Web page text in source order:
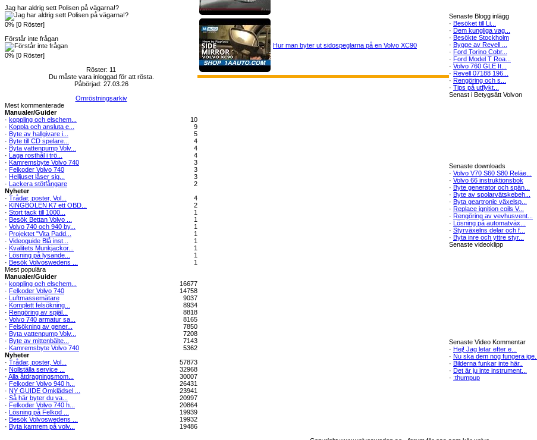
Jag har aldrig sett Polisen på vägarna!?
0% [0 Röster]
Förstår inte frågan
0% [0 Röster]
Röster: 11
Du måste vara inloggad för att rösta.
Påbörjad: 27.03.26
Omröstningsarkiv
Mest kommenterade
Manualer/Guider
· koppling och elschem...
10
· Koppla och ansluta e...
9
· Byte av hallgivare i...
5
· Byte till CD spelare...
4
· Byta vattenpump Volv...
4
· Laga rosthål i trö...
4
· Kamremsbyte Volvo 740
3
· Felkoder Volvo 740
3
· Helljuset låser sig...
3
· Lackera stötfångare
2
Nyheter
· Trådar, poster, Vol...
4
· KINGBOLEN K7 ett OBD...
2
· Stort tack till 1000...
1
· Besök Bettan Volvo ...
1
· Volvo 740 och 940 by...
1
· Projektet "Vita Padd...
1
· Videoguide Blå inst...
1
· Kvalitets Munkjackor...
1
· Lösning på lysande...
1
· Besök Volvoswedens ...
1
Mest populära
Manualer/Guider
· koppling och elschem...
16677
· Felkoder Volvo 740
14758
· Luftmassemätare
9037
· Komplett felsökning...
8934
· Rengöring av spjäl...
8818
· Volvo 740 armatur sa...
8165
· Felsökning av gener...
7850
· Byta vattenpump Volv...
7208
· Byte av mittenbälte...
7143
· Kamremsbyte Volvo 740
5362
Nyheter
· Trådar, poster, Vol...
57873
· Nollställa service ...
32968
· Alla åtdragningsmom...
30007
· Felkoder Volvo 940 h...
26431
· NY GUIDE Omklädsel ...
23941
· Så här byter du va...
20997
· Felkoder Volvo 740 h...
20864
· Lösning på Felkod ...
19939
· Besök Volvoswedens ...
19932
· Byta kamrem på volv... 19486
Hur man byter ut sidospeglarna på en Volvo XC90
Senaste Blogg inlägg
· Besöket till Li...
· Dem kungliga vag...
· Besökte Stockholm
· Bygge av Revell ...
· Ford Torino Cobr...
· Ford Model T Roa...
· Volvo 760 GLE It...
· Revell 07188 196...
· Rengöring och s...
· Tips på utflykt...
Senast i Betygsätt Volvon
Senaste downloads
· Volvo V70 S60 S80 Reläe...
· Volvo 66 instruktionsbok
· Byte generator och spän...
· Byte av spolarvätskebeh...
· Byta geartronic växelsp...
· Replace ignition coils V...
· Rengöring av vevhusvent...
· Lösning på automatväx...
· Styrväxelns delar och f...
· Byta inre och yttre styr...
Senaste videoklipp
Senaste Video Kommentar
· Hej! Jag letar efter e...
· Nu ska dem nog fungera ige...
· Bilderna funkar inte här..
· Det är ju inte instrument...
· :thumpup